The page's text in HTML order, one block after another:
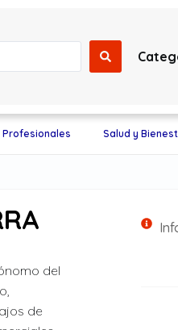
Salud y
del
de